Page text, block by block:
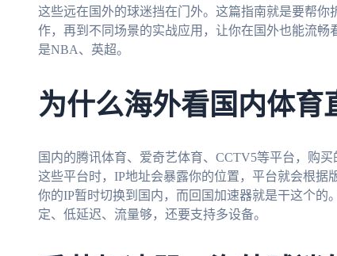
这些远在国外的球迷挡在门外。这篇指南就是要帮
作，再到不同场景的实战应用，让你在国外也能流
是NBA、英超。
为什么海外看国内体育
国内的腾讯体育、爱奇艺体育、CCTV5等平台，购
这些平台时，IP地址会暴露你的位置，平台就会根
你的IP暂时切换到国内，而回国加速器就是干这个
定、低延迟、流量够，还要支持多设备。